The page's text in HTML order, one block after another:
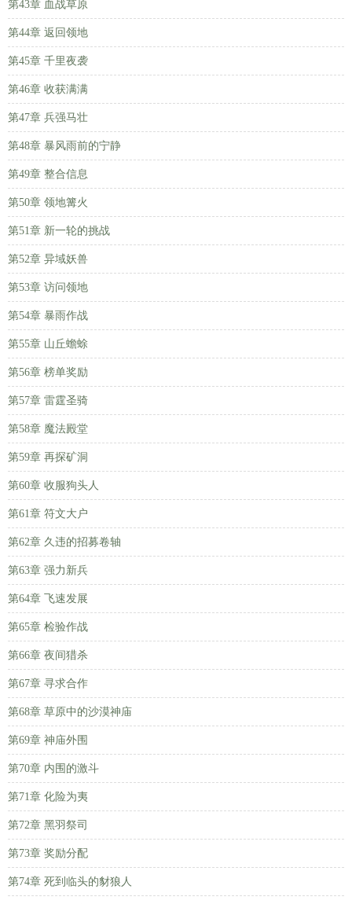
第43章 血战草原
第44章 返回领地
第45章 千里夜袭
第46章 收获满满
第47章 兵强马壮
第48章 暴风雨前的宁静
第49章 整合信息
第50章 领地篝火
第51章 新一轮的挑战
第52章 异域妖兽
第53章 访问领地
第54章 暴雨作战
第55章 山丘蟾蜍
第56章 榜单奖励
第57章 雷霆圣骑
第58章 魔法殿堂
第59章 再探矿洞
第60章 收服狗头人
第61章 符文大户
第62章 久违的招募卷轴
第63章 强力新兵
第64章 飞速发展
第65章 检验作战
第66章 夜间猎杀
第67章 寻求合作
第68章 草原中的沙漠神庙
第69章 神庙外围
第70章 内围的激斗
第71章 化险为夷
第72章 黑羽祭司
第73章 奖励分配
第74章 死到临头的豺狼人